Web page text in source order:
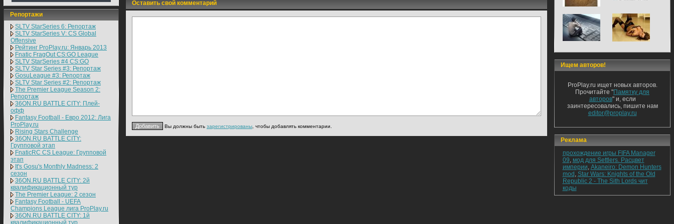
Репортажи
SLTV StarSeries 6: Репортаж
SLTV StarSeries V: CS Global
Offensive
Рейтинг ProPlay.ru: Январь 2013
Fnatic FragOut CS:GO League
SLTV StarSeries #4 CS:GO
SLTV Star Series #3: Репортаж
GosuLeague #3: Репортаж
SLTV Star Series #2: Репортаж
The Premier League Season 2:
Репортаж
36ON.RU BATTLE CITY: Плей-
офф
Fantasy Football - Евро 2012: Лига
ProPlay.ru
Rising Stars Challenge
36ON.RU BATTLE CITY:
Групповой этап
FnaticRC CS League: Групповой
этап
It's Gosu's Monthly Madness: 2
сезон
36ON.RU BATTLE CITY: 2й
квалификационный тур
The Premier League: 2 cезон
Fantasy Football - UEFA
Champions League лига ProPlay.ru
36ON.RU BATTLE CITY: 1й
квалификационный тур
Оставить свой комментарий
Вы должны быть зарегистрированы , чтобы добавлять комментарии.
Ищем авторов!
ProPlay.ru ищет новых авторов.
Прочитайте "Памятку для
авторов" и, если
заинтересовались, пишите нам
editor@proplay.ru
Реклама
прохождение игры FIFA Manager
09, мод для Settlers. Расцвет
империи, Akaneiro: Demon Hunters
mod , Star Wars: Knights of the Old
Republic 2 - The Sith Lords чит
коды